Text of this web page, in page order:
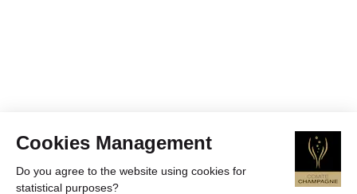
Cookies Management
Do you agree to the website using cookies for
statistical purposes?